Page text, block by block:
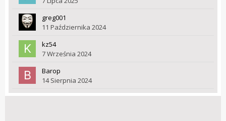
greg001
11 Października 2024
kz54
7 Września 2024
Barop
14 Sierpnia 2024